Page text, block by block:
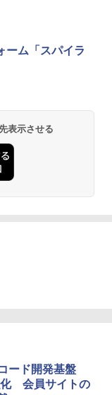
ーム「スパイラ
表示させる
ード開発基盤
化 会員サイトの